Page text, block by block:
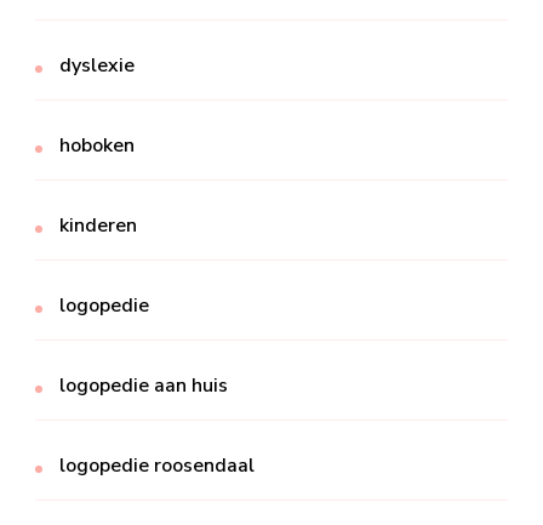
dyslexie
hoboken
kinderen
logopedie
logopedie aan huis
logopedie roosendaal